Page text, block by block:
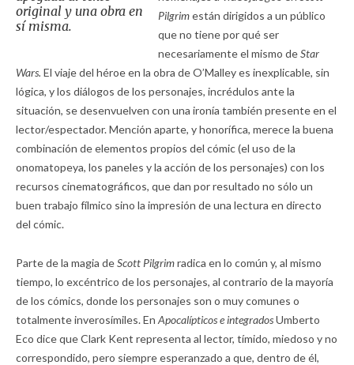
original y una obra en
sí misma.
Pilgrimestán dirigidos a un público
que no tiene por qué ser
necesariamente el mismo deStar
Wars. El viaje del héroe en la obra de O’Malley es inexplicable, sin
lógica, y los diálogos de los personajes, incrédulos ante la
situación, se desenvuelven con una ironía también presente en el
lector/espectador. Mención aparte, y honorífica, merece la buena
combinación de elementos propios del cómic (el uso de la
onomatopeya, los paneles y la acción de los personajes) con los
recursos cinematográficos, que dan por resultado no sólo un
buen trabajo fílmico sino la impresión de una lectura en directo
del cómic.
Parte de la magia deScott Pilgrimradica en lo común y, al mismo
tiempo, lo excéntrico de los personajes, al contrario de la mayoría
de los cómics, donde los personajes son o muy comunes o
totalmente inverosímiles. En Apocalípticos e integradosUmberto
Eco dice que Clark Kent representa al lector, tímido, miedoso y no
correspondido, pero siempre esperanzado a que, dentro de él,